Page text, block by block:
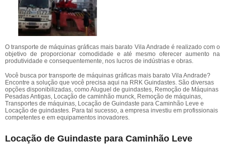
O transporte de máquinas gráficas mais barato Vila Andrade é realizado com o
objetivo de proporcionar comodidade e até mesmo oferecer aumento na
produtividade e consequentemente, nos lucros de indústrias e obras.
Você busca por transporte de máquinas gráficas mais barato Vila Andrade?
Encontre a solução que você precisa aqui na RRK Guindastes. São diversas
opções disponibilizadas, como Aluguel de guindastes, Remoção de Máquinas
Pesadas Antigas, Locação de caminhão munck, Remoção de máquinas,
Transportes de máquinas, Locação de Guindaste para Caminhão Leve e
Locação de guindastes. Para tal sucesso, a empresa investiu em profissionais
competentes e em equipamentos inovadores.
Locação de Guindaste para Caminhão Leve